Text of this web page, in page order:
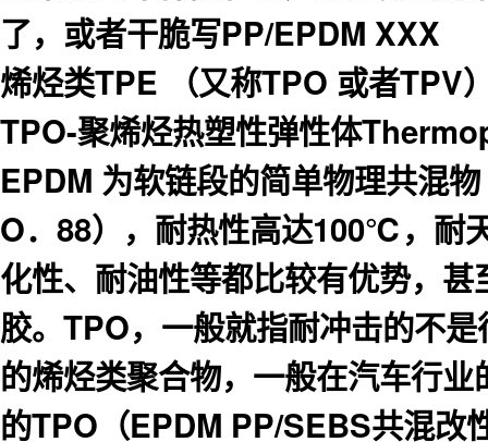
了，或者干脆写PP/EPDM XXX
烯烃类TPE （又称TPO 或者TPV
TPO-聚烯烃热塑性弹性体
EPDM 为软链段的简单物理共混
O．88），耐热性高达100℃，耐
化性、耐油性等都比较有优势，
胶。TPO，一般就指耐冲击的不
的烯烃类聚合物，一般在汽车行
的TPO（EPDM PP/SEBS共混改